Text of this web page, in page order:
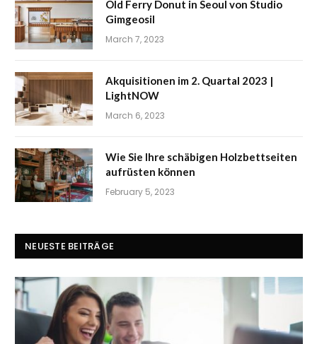
Old Ferry Donut in Seoul von Studio
Gimgeosil
March 7, 2023
Akquisitionen im 2. Quartal 2023 |
LightNOW
March 6, 2023
Wie Sie Ihre schäbigen Holzbettseiten
aufrüsten können
February 5, 2023
NEUESTE BEITRÄGE